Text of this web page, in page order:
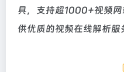
具，支持超1000+视频
供优质的视频在线解析服